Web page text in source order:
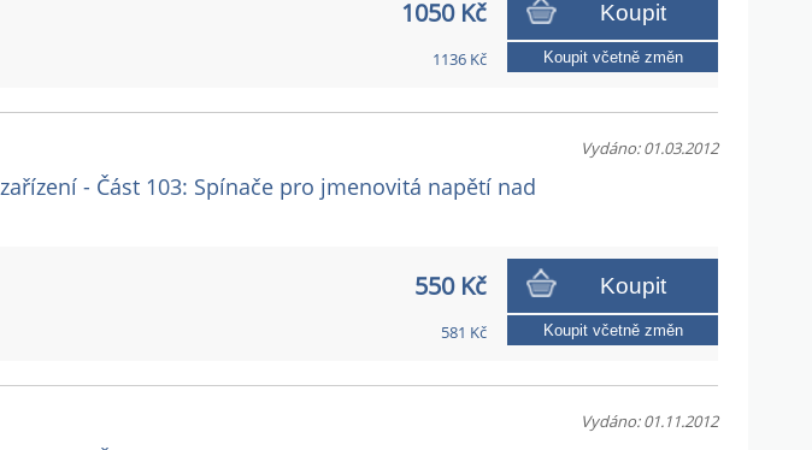
1050 Kč Koupit
1136 Kč Koupit včetně změn
- Část 103: Spínače pro jmenovitá napětí nad
Vydáno: 01.03.2012
550 Kč Koupit
581 Kč Koupit včetně změn
Vydáno: 01.11.2012